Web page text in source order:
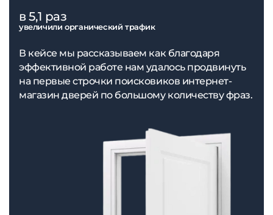
в 5,1 раз
увеличили органический трафик
В кейсе мы рассказываем как благодаря
эффективной работе нам удалось продвинуть
на первые строчки поисковиков интернет-
магазин дверей по большому количеству фраз.